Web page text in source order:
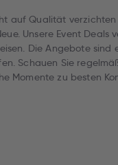
auf Qualität
Unsere Event Deals
Die Angebote sind
Schauen Sie
Momente zu besten